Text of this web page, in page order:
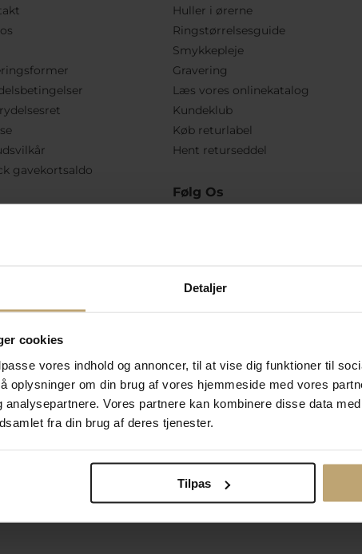
Detaljer
cookies
vores indhold og annoncer, til at vise dig funktioner til
oplysninger om din brug af vores hjemmeside med vores
analysepartnere. Vores partnere kan kombinere disse data
fra din brug af deres tjenester.
Tilpas
gavekortsaldo
Huller i ørerne
Ringstørrelsesguide
Smykkepleje
Gravering
Læs vores onlinekatalog
Kundeklub
Køb returlabel
Hent returseddel
Følg Os
Betalingsmuligheder
Ændr cookie-